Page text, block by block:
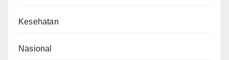
Kesehatan
Nasional